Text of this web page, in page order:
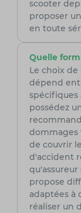
scooter
proposer
en toute
Quelle
Le choix
dépend
spécifiques
possédez
dommages
de couvrir
d'accident
qu'assureur
propose
adaptées à
réaliser un